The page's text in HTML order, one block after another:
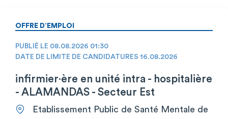
OFFRE D’EMPLOI
PUBLIÉ LE 08.08.2026 01:30
DATE DE LIMITE DE CANDIDATURES 16.08.2026
infirmier·ère en unité intra - hospitalière
- ALAMANDAS - Secteur Est
Etablissement Public de Santé Mentale de